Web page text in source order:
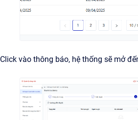
Click vào thông báo, hệ thống sẽ mở